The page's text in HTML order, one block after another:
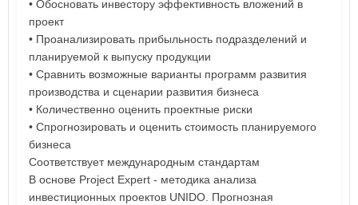
• Обосновать инвестору эффективность вложений в
проект
• Проанализировать прибыльность подразделений и
планируемой к выпуску продукции
• Сравнить возможные варианты программ развития
производства и сценарии развития бизнеса
• Количественно оценить проектные риски
• Спрогнозировать и оценить стоимость планируемого
бизнеса
Соответствует международным стандартам
В основе Project Expert - методика анализа
инвестиционных проектов UNIDO. Прогнозная